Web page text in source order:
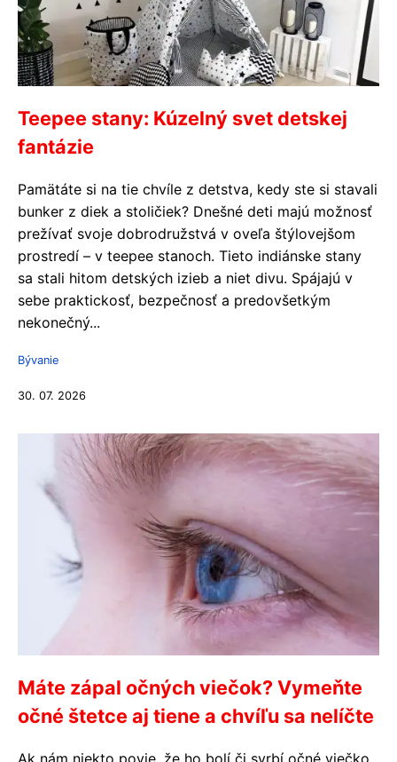
Teepee stany: Kúzelný svet detskej
fantázie
Pamätáte si na tie chvíle z detstva, kedy ste si stavali
bunker z diek a stoličiek? Dnešné deti majú možnosť
prežívať svoje dobrodružstvá v oveľa štýlovejšom
prostredí – v teepee stanoch. Tieto indiánske stany
sa stali hitom detských izieb a niet divu. Spájajú v
sebe praktickosť, bezpečnosť a predovšetkým
nekonečný...
Bývanie
30. 07. 2026
Máte zápal očných viečok? Vymeňte
očné štetce aj tiene a chvíľu sa nelíčte
Ak nám niekto povie, že ho bolí či svrbí očné viečko,